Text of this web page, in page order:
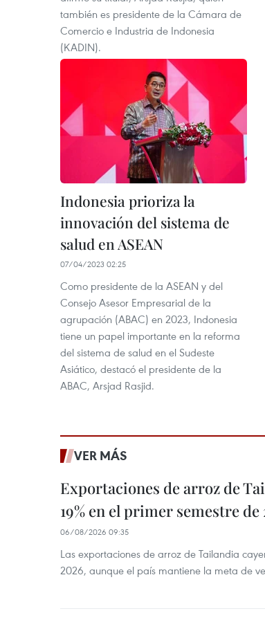
también es presidente de la Cámara de
Comercio e Industria de Indonesia
(KADIN).
Indonesia prioriza la
innovación del sistema de
salud en ASEAN
07/04/2023 02:25
Como presidente de la ASEAN y del
Consejo Asesor Empresarial de la
agrupación (ABAC) en 2023, Indonesia
tiene un papel importante en la reforma
del sistema de salud en el Sudeste
Asiático, destacó el presidente de la
ABAC, Arsjad Rasjid.
VER MÁS
Exportaciones de arroz de
19% en el primer semestre de
06/08/2026 09:35
Las exportaciones de arroz de Tailandia
2026, aunque el país mantiene la meta de